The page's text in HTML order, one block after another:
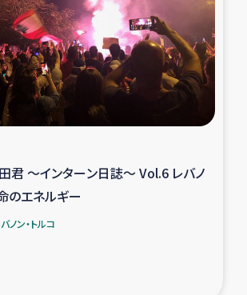
トルコ・シリア地震被災者支援
ニヤヤ小規模紅茶農家支援
コーヒー生産者支援
ルート大規模爆発被災者支援
君 ～インターン日誌～ Vol.6 レバノ
のエネルギー
ノン・トルコ